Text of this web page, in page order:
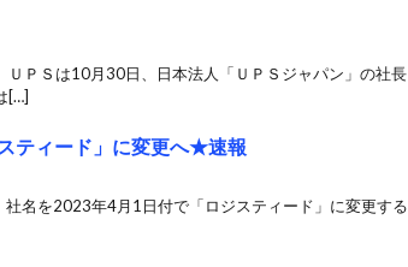
ＰＳは10月30日、日本法人「ＵＰＳジャパン」の社長
[…]
ティード」に変更へ★速報
名を2023年4月1日付で「ロジスティード」に変更する